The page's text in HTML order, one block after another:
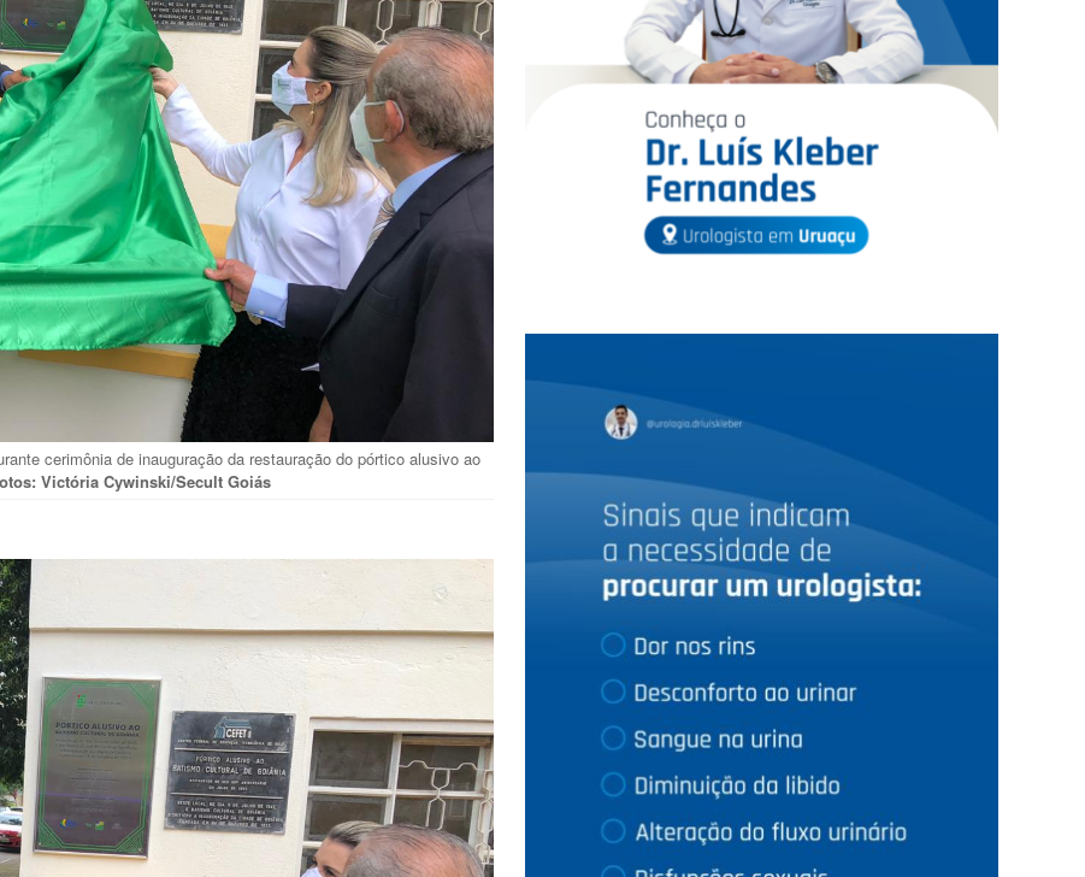
cerimônia de inauguração da restauração do pórtico alusivo ao
Victória Cywinski/Secult Goiás